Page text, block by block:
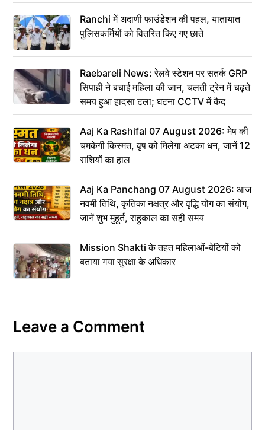
Ranchi में अदाणी फाउंडेशन की पहल, यातायात
पुलिसकर्मियों को वितरित किए गए छाते
Raebareli News: रेलवे स्टेशन पर सतर्क GRP
सिपाही ने बचाई महिला की जान, चलती ट्रेन में चढ़ते
समय हुआ हादसा टला; घटना CCTV में कैद
Aaj Ka Rashifal 07 August 2026: मेष की
चमकेगी किस्मत, वृष को मिलेगा अटका धन, जानें 12
राशियों का हाल
Aaj Ka Panchang 07 August 2026: आज
नवमी तिथि, कृतिका नक्षत्र और वृद्धि योग का संयोग,
जानें शुभ मुहूर्त, राहुकाल का सही समय
Mission Shakti के तहत महिलाओं-बेटियों को
बताया गया सुरक्षा के अधिकार
Leave a Comment